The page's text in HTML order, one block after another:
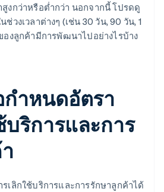
งกว่าหรือต่ำกว่า นอกจากนี้ โปรดดู
วงเวลาต่างๆ (เช่น 30 วัน, 90 วัน, 1
งลูกค้ามีการพัฒนาไปอย่างไรบ้าง
กําหนดอัตรา
บริการและการ
เลิกใช้บริการและการรักษาลูกค้าได้